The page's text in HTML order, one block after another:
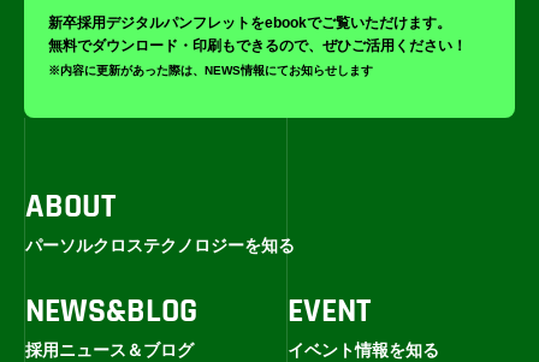
新卒採用デジタルパンフレットをebookでご覧いただけます。
無料でダウンロード・印刷もできるので、ぜひご活用ください！
※内容に更新があった際は、NEWS情報にてお知らせします
ABOUT
パーソルクロステクノロジーを知る
NEWS&BLOG
採用ニュース＆ブログ
EVENT
イベント情報を知る